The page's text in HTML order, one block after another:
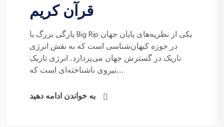
قرآن کریم
پارگی بزرگ یا Big Rip یکی از نظریه‌های پایان جهان
در حوزه کیهان‌شناسی است که به نقش انرژی
تاریک در گسترش جهان می‌پردازد. انرژی تاریک
نیروی ناشناخته‌ای است که...
به خواندن ادامه دهید